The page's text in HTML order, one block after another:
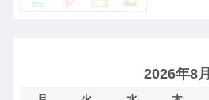
2026年8月